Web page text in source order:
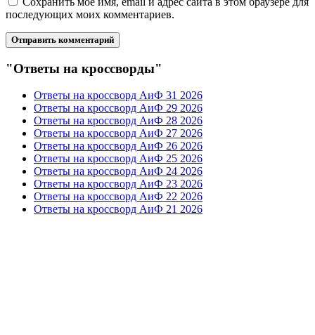
последующих моих комментариев.
"Ответы на кроссворды"
Ответы на кроссворд АиФ 31 2026
Ответы на кроссворд АиФ 29 2026
Ответы на кроссворд АиФ 28 2026
Ответы на кроссворд АиФ 27 2026
Ответы на кроссворд АиФ 26 2026
Ответы на кроссворд АиФ 25 2026
Ответы на кроссворд АиФ 24 2026
Ответы на кроссворд АиФ 23 2026
Ответы на кроссворд АиФ 22 2026
Ответы на кроссворд АиФ 21 2026